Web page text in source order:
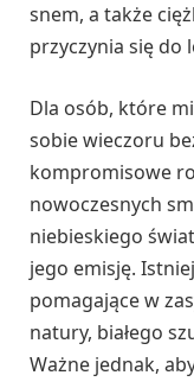
snem, a także
przyczynia się do
Dla osób, które
sobie wieczoru
kompromisowe
nowoczesnych
niebieskiego
jego emisję.
pomagające w
natury, białego
Ważne jednak,